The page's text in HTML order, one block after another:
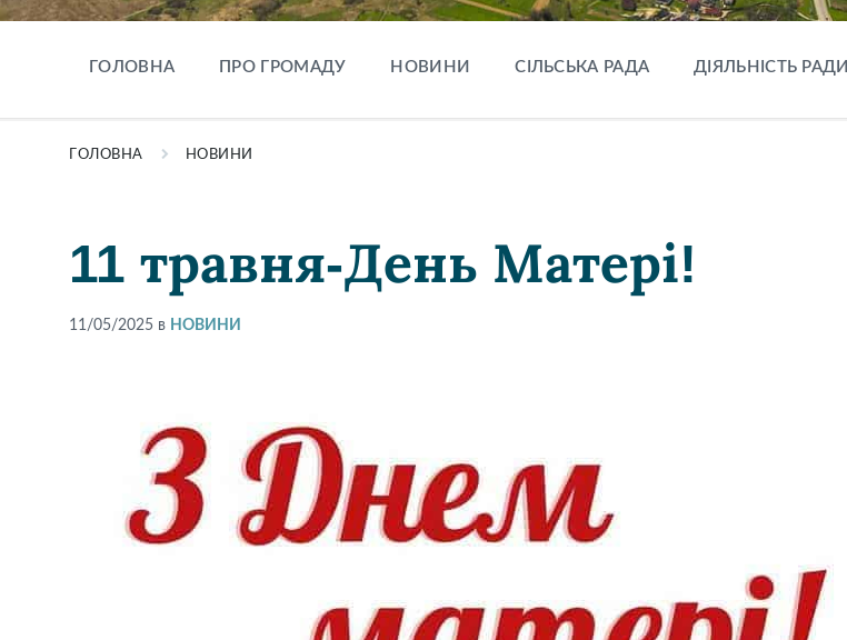
ГОЛОВНА ПРО ГРОМАДУ НОВИНИ СІЛЬСЬКА РАДА ДІЯЛЬНІСТЬ РАДИ
ГОЛОВНА НОВИНИ
11 травня-День Матері!
11/05/2025 в НОВИНИ